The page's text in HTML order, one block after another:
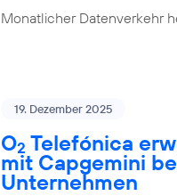
Monatlicher Datenverkehr
19. Dezember 2025
O2 Telefónica
mit Capgemini
Unternehmen